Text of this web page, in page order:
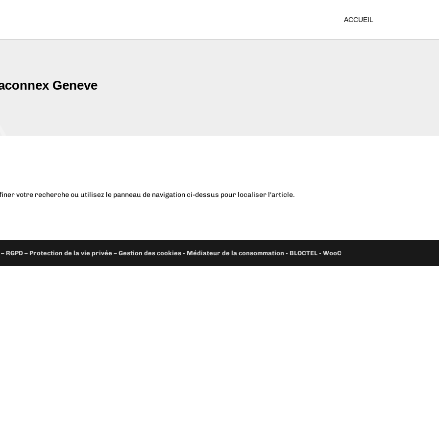
ACCUEIL
Geneve
votre recherche ou utilisez le panneau de navigation ci-dessus pour localiser l'article.
RGPD – Protection de la vie privée – Gestion des cookies - Médiateur de la consommation - BLOCTEL -WooC